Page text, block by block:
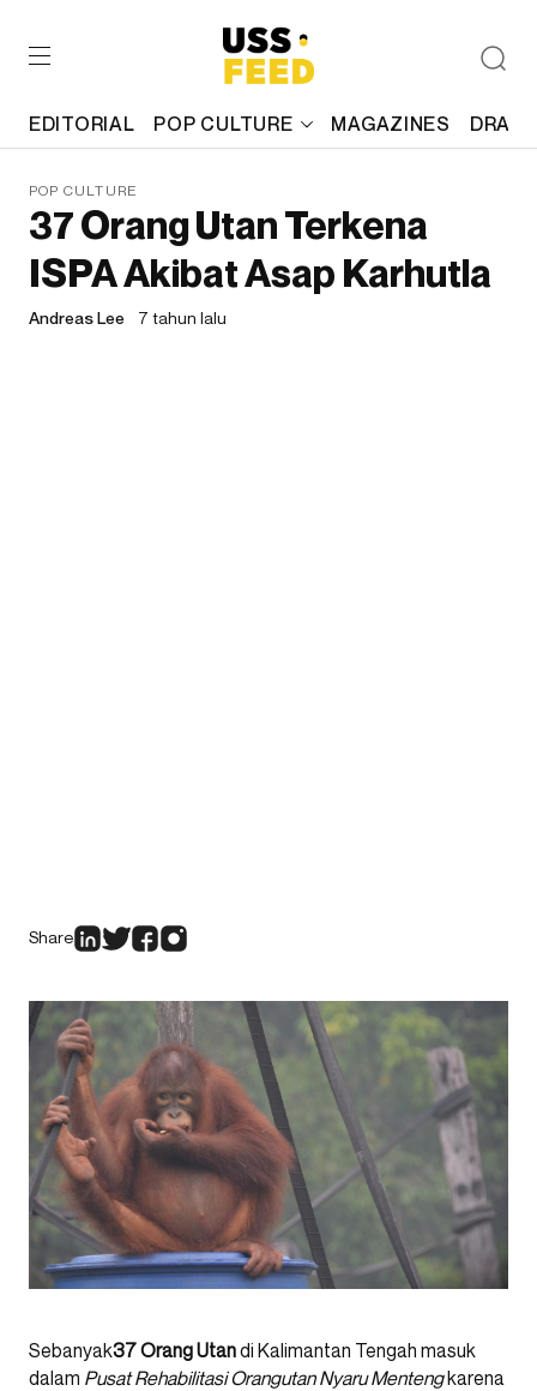
EDITORIAL POP CULTURE MAGAZINES
POP CULTURE
37 Orang Utan Terkena
ISPA Akibat Asap Karhutla
Andreas Lee 7 tahun lalu
Share
Sebanyak37 Orang Utandi Kalimantan Tengah masuk
dalam Pusat Rehabilitasi Orangutan Nyaru Mentengkarena